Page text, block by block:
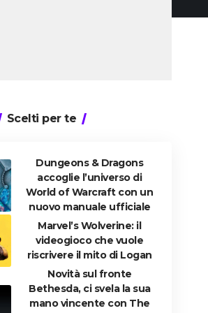
Scelti per te
Dungeons & Dragons
accoglie l’universo di
World of Warcraft con un
nuovo manuale ufficiale
Marvel’s Wolverine: il
videogioco che vuole
riscrivere il mito di Logan
Novità sul fronte
Bethesda, ci svela la sua
mano vincente con The